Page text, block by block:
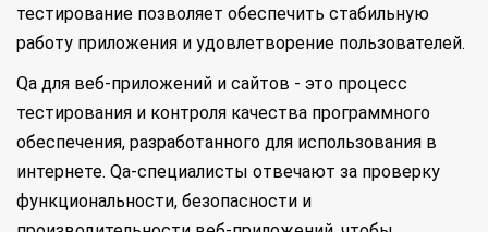
тестирование позволяет обеспечить стабильную
работу приложения и удовлетворение пользователей.
Qa для веб-приложений и сайтов - это процесс
тестирования и контроля качества программного
обеспечения, разработанного для использования в
интернете. Qa-специалисты отвечают за проверку
функциональности, безопасности и